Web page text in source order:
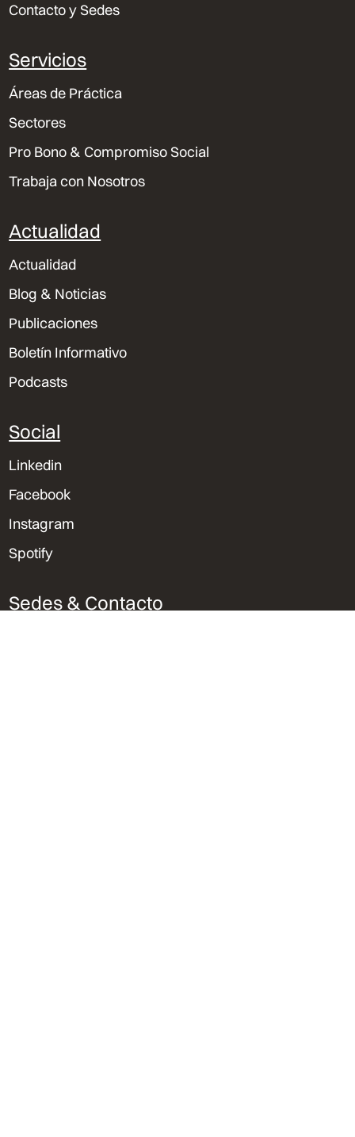
Contacto y Sedes
Servicios
Áreas de Práctica
Sectores
Pro Bono & Compromiso Social
Trabaja con Nosotros
Actualidad
Actualidad
Blog & Noticias
Publicaciones
Boletín Informativo
Podcasts
Social
Linkedin
Facebook
Instagram
Spotify
Sedes & Contacto